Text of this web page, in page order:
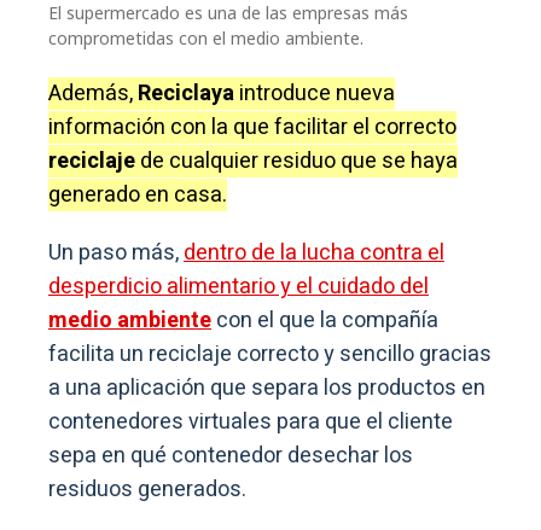
El supermercado es una de las empresas más
comprometidas con el medio ambiente.
Además,Reciclayaintroduce nueva
información con la que facilitar el correcto
reciclajede cualquier residuo que se haya
generado en casa.
Un paso más,dentro de la lucha contra el
desperdicio alimentario y el cuidado del
medio ambientecon el que la compañía
facilita un reciclaje correcto y sencillo gracias
a una aplicación que separa los productos en
contenedores virtuales para que el cliente
sepa en qué contenedor desechar los
residuos generados.